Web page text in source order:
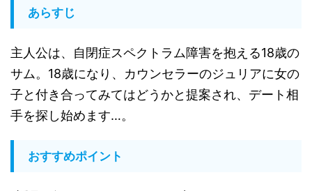
あらすじ
主人公は、自閉症スペクトラム障害を抱える18歳の
サム。18歳になり、カウンセラーのジュリアに女の
子と付き合ってみてはどうかと提案され、デート相
手を探し始めます…。
おすすめポイント